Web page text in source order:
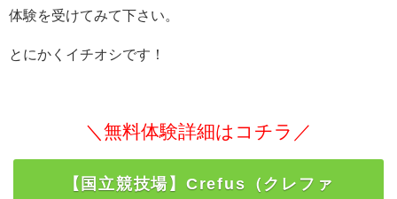
体験を受けてみて下さい。
とにかくイチオシです！
＼無料体験詳細はコチラ／
【国立競技場】Crefus（クレファ